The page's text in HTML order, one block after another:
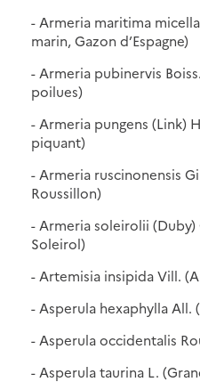
- Armeria maritima
marin, Gazon d’Espagne)
- Armeria pubinervis
poilues)
- Armeria pungens (Link)
piquant)
- Armeria ruscinonensis
Roussillon)
- Armeria soleirolii
Soleirol)
- Artemisia insipida Vill.
- Asperula hexaphylla All.
- Asperula occidentalis
- Asperula taurina L.